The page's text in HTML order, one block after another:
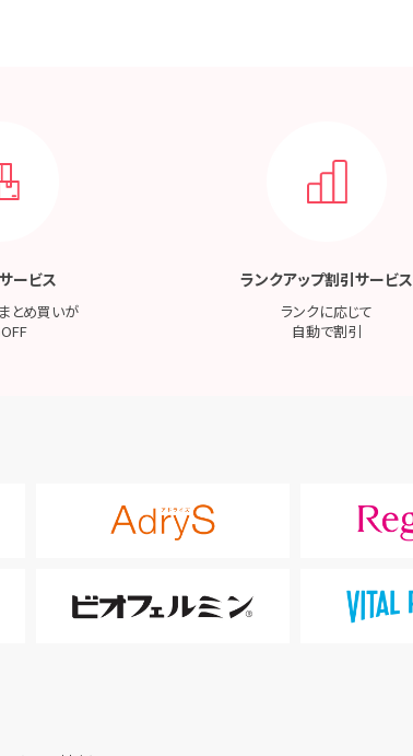
ービス
とめ買いが
ランクアップ割引サービス
ランクに応じて
自動で割引